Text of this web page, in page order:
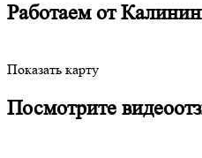
Работаем от
Показать карту
Посмотрите